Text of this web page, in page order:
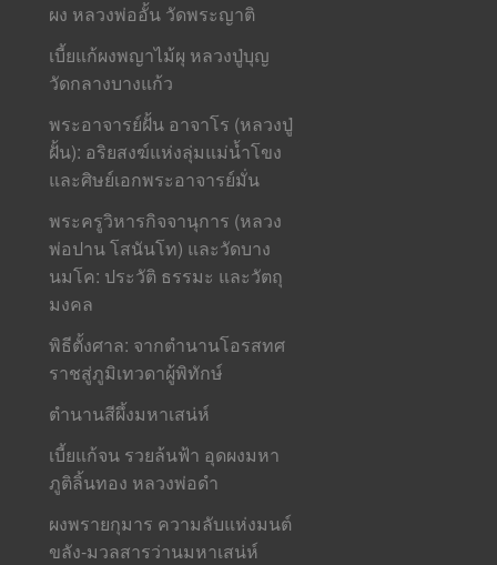
ผง หลวงพ่ออั้น วัดพระญาติ
เบี้ยแก้ผงพญาไม้ผุ หลวงปู่บุญ
วัดกลางบางแก้ว
พระอาจารย์ฝั้น อาจาโร (หลวงปู่
ฝั้น): อริยสงฆ์แห่งลุ่มแม่น้ำโขง
และศิษย์เอกพระอาจารย์มั่น
พระครูวิหารกิจจานุการ (หลวง
พ่อปาน โสนันโท) และวัดบาง
นมโค: ประวัติ ธรรมะ และวัตถุ
มงคล
พิธีตั้งศาล: จากตำนานโอรสทศ
ราชสู่ภูมิเทวดาผู้พิทักษ์
ตำนานสีผึ้งมหาเสน่ห์
เบี้ยแก้จน รวยล้นฟ้า อุดผงมหา
ภูติลิ้นทอง หลวงพ่อดำ
ผงพรายกุมาร ความลับแห่งมนต์
ขลัง-มวลสารว่านมหาเสน่ห์